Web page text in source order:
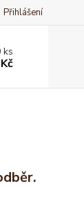
Přihlášení
ks